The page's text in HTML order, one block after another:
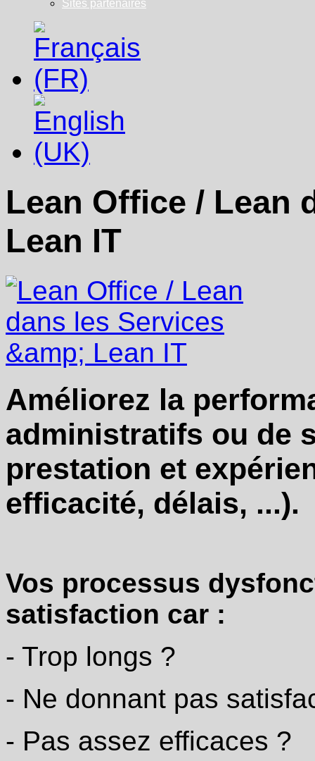
Sites partenaires
Lean Office / Lean
Lean IT
Améliorez la
administratifs ou de
prestation et
efficacité, délais, ...).
Vos processus
satisfaction car :
- Trop longs ?
- Ne donnant pas
- Pas assez efficaces ?